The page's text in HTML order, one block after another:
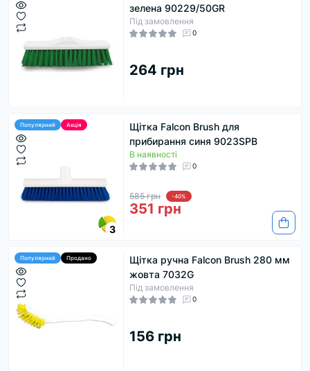
зелена 90229/50GR
Під замовлення
0
264 грн
Популярний Акція
3
Щітка Falcon Brush для
прибирання синя 9023SPB
В наявності
0
585 грн -40%
351 грн
Популярний Продано
Щітка ручна Falcon Brush 280 мм
жовта 7032G
Під замовлення
0
156 грн